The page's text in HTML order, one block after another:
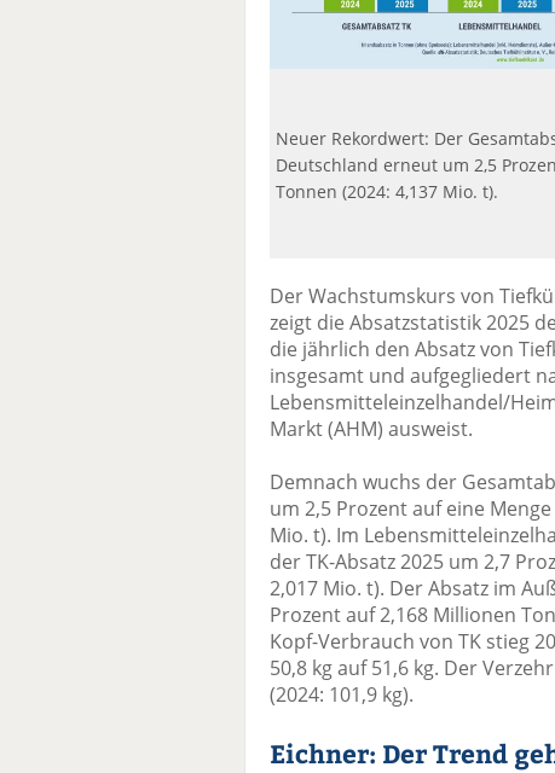
Neuer Rekordwert: Der
Deutschland erneut um 2,5
Tonnen (2024: 4,137 Mio. t).
Der Wachstumskurs von
zeigt die Absatzstatistik 2025
die jährlich den Absatz von
insgesamt und aufgegliedert
Lebensmitteleinzelhandel/
Markt (AHM) ausweist.
Demnach wuchs der
um 2,5 Prozent auf eine
Mio. t). Im
der TK-Absatz 2025 um 2,7
2,017 Mio. t). Der Absatz im
Prozent auf 2,168 Millionen
Kopf-Verbrauch von TK stieg
50,8 kg auf 51,6 kg. Der
(2024: 101,9 kg).
Eichner: Der Trend